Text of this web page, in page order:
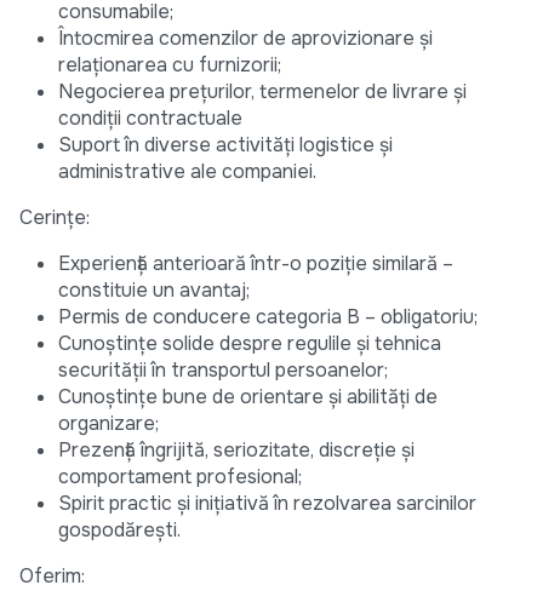
consumabile;
Întocmirea comenzilor de aprovizionare și
relaționarea cu furnizorii;
Negocierea prețurilor, termenelor de livrare și
condiții contractuale
Suport în diverse activități logistice și
administrative ale companiei.
Cerințe:
Experiență anterioară într-o poziție similară –
constituie un avantaj;
Permis de conducere categoria B – obligatoriu;
Cunoștințe solide despre regulile și tehnica
securității în transportul persoanelor;
Cunoștințe bune de orientare și abilități de
organizare;
Prezență îngrijită, seriozitate, discreție și
comportament profesional;
Spirit practic și inițiativă în rezolvarea sarcinilor
gospodărești.
Oferim: